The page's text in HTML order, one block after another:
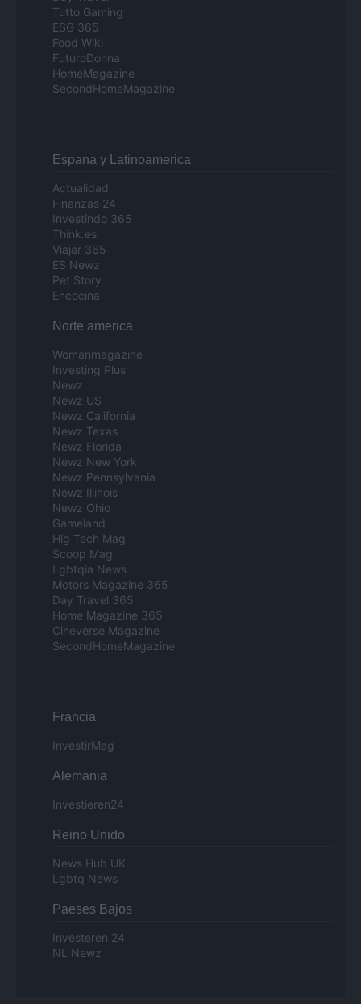
Tutto Gaming
ESG 365
Food Wiki
FuturoDonna
HomeMagazine
SecondHomeMagazine
Espana y Latinoamerica
Actualidad
Finanzas 24
Investindo 365
Think.es
Viajar 365
ES Newz
Pet Story
Encocina
Norte america
Womanmagazine
Investing Plus
Newz
Newz US
Newz California
Newz Texas
Newz Florida
Newz New York
Newz Pennsylvania
Newz Illinois
Newz Ohio
Gameland
Hig Tech Mag
Scoop Mag
Lgbtqia News
Motors Magazine 365
Day Travel 365
Home Magazine 365
Cineverse Magazine
SecondHomeMagazine
Francia
InvestirMag
Alemania
Investieren24
Reino Unido
News Hub UK
Lgbtq News
Paeses Bajos
Investeren 24
NL Newz